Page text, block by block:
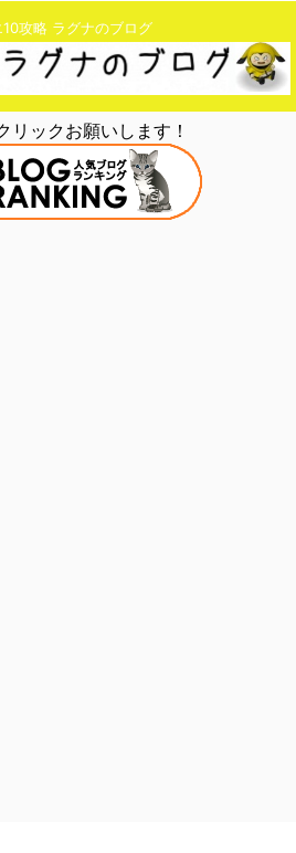
10攻略 ラグナのブログ
リックお願いします！